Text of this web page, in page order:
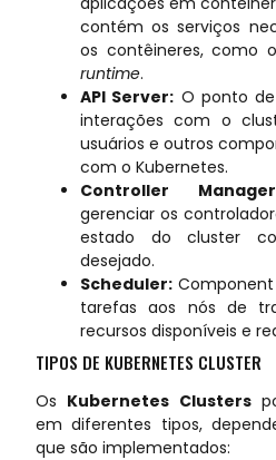
contém os serviços
os contêineres, como o
runtime.
API Server: O ponto
interações com o
usuários e outros
com o Kubernetes.
Controller
gerenciar os
estado do cluster
desejado.
Scheduler:
tarefas aos nós de
recursos disponíveis e
TIPOS DE KUBERNETES CLUSTER
Os Kubernetes Clusters
em diferentes tipos,
que são implementados: